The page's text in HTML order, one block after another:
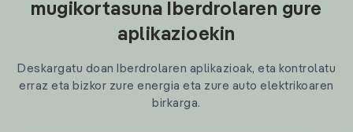
mugikortasuna Iberdrolaren gure
aplikazioekin
Deskargatu doan Iberdrolaren aplikazioak, eta kontrolatu
erraz eta bizkor zure energia eta zure auto elektrikoaren
birkarga.